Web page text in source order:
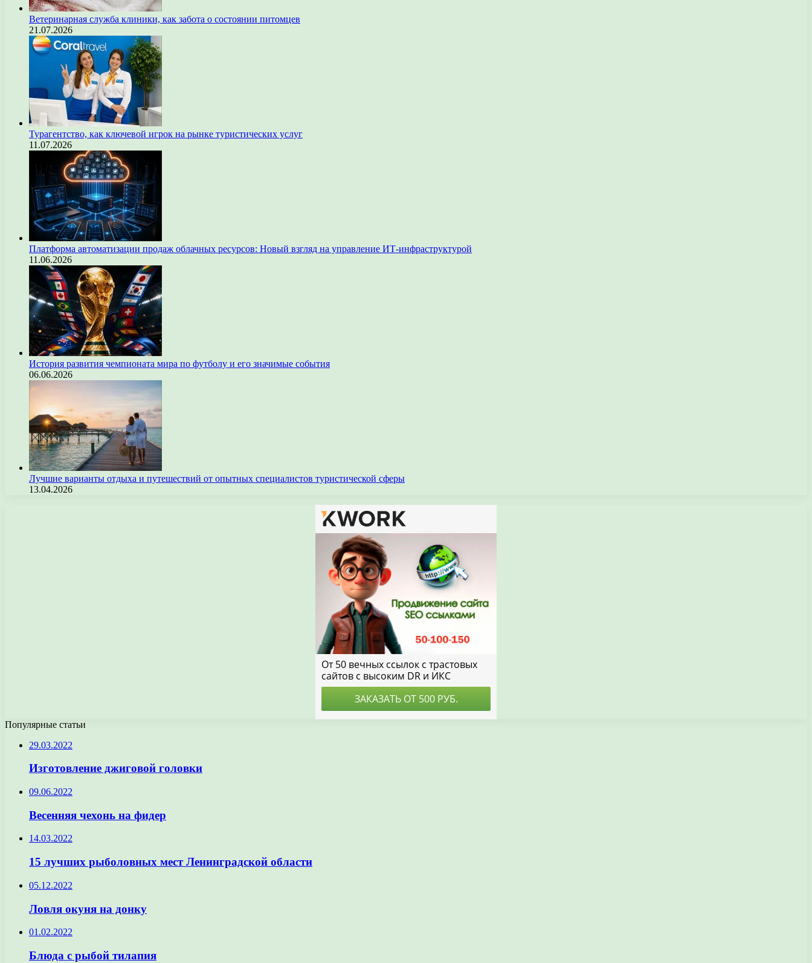
Ветеринарная служба клиники, как забота о состоянии питомцев
21.07.2026
Турагентство, как ключевой игрок на рынке туристических услуг
11.07.2026
Платформа автоматизации продаж облачных ресурсов: Новый взгляд на управление ИТ-инфраструктурой
11.06.2026
История развития чемпионата мира по футболу и его значимые события
06.06.2026
Лучшие варианты отдыха и путешествий от опытных специалистов туристической сферы
13.04.2026
Популярные статьи
29.03.2022
Изготовление джиговой головки
09.06.2022
Весенняя чехонь на фидер
14.03.2022
15 лучших рыболовных мест Ленинградской области
05.12.2022
Ловля окуня на донку
01.02.2022
Блюда с рыбой тилапия